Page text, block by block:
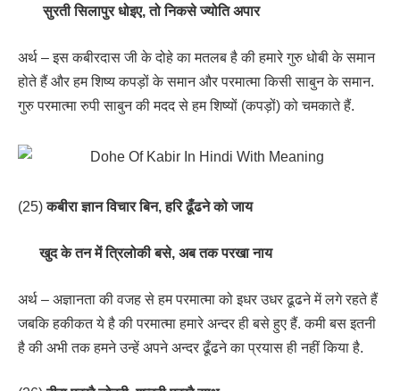
सुरती सिलापुर धोइए, तो निकसे ज्योति अपार
अर्थ – इस कबीरदास जी के दोहे का मतलब है की हमारे गुरु धोबी के समान
होते हैं और हम शिष्य कपड़ों के समान और परमात्मा किसी साबुन के समान.
गुरु परमात्मा रुपी साबुन की मदद से हम शिष्यों (कपड़ों) को चमकाते हैं.
(25)कबीरा ज्ञान विचार बिन, हरि ढूँढने को जाय
खुद के तन में त्रिलोकी बसे, अब तक परखा नाय
अर्थ – अज्ञानता की वजह से हम परमात्मा को इधर उधर ढूढने में लगे रहते हैं
जबकि हकीकत ये है की परमात्मा हमारे अन्दर ही बसे हुए हैं. कमी बस इतनी
है की अभी तक हमने उन्हें अपने अन्दर ढूँढने का प्रयास ही नहीं किया है.